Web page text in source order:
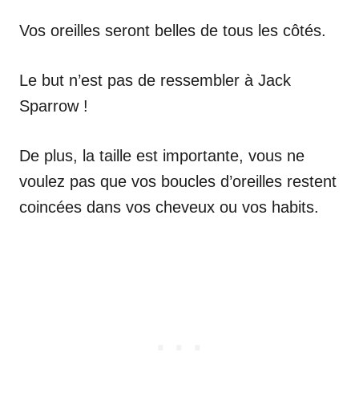
Vos oreilles seront belles de tous les côtés.
Le but n’est pas de ressembler à Jack
Sparrow !
De plus, la taille est importante, vous ne
voulez pas que vos boucles d’oreilles restent
coincées dans vos cheveux ou vos habits.